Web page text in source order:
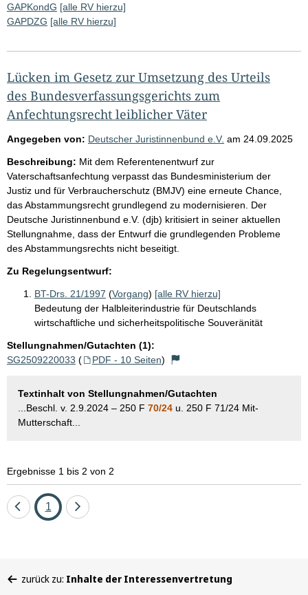
GAPKondG [alle RV hierzu]
GAPDZG [alle RV hierzu]
Lücken im Gesetz zur Umsetzung des Urteils
des Bundesverfassungsgerichts zum
Anfechtungsrecht leiblicher Väter
Angegeben von: Deutscher Juristinnenbund e.V. am 24.09.2025
Beschreibung: Mit dem Referentenentwurf zur
Vaterschaftsanfechtung verpasst das Bundesministerium der
Justiz und für Verbraucherschutz (BMJV) eine erneute Chance,
das Abstammungsrecht grundlegend zu modernisieren. Der
Deutsche Juristinnenbund e.V. (djb) kritisiert in seiner aktuellen
Stellungnahme, dass der Entwurf die grundlegenden Probleme
des Abstammungsrechts nicht beseitigt.
Zu Regelungsentwurf:
BT-Drs. 21/1997 (Vorgang) [alle RV hierzu]
Bedeutung der Halbleiterindustrie für Deutschlands
wirtschaftliche und sicherheitspolitische Souveränität
Stellungnahmen/Gutachten (1):
SG2509220033 ( PDF - 10 Seiten)
Textinhalt von Stellungnahmen/Gutachten
...Beschl. v. 2.9.2024 – 250 F 70/24 u. 250 F 71/24 Mit-
Mutterschaft...
Ergebnisse 1 bis 2 von 2
EineSeite
1
Eine
befinden
zurück zu: Inhalte der Interessenvertretung